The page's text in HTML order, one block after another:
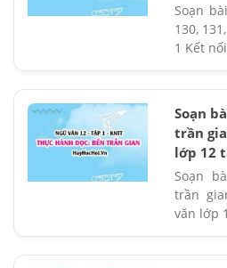
Soạn
130,
1 Kết
Soạn
trần
lớp 12
Soạn
trần
văn lớp